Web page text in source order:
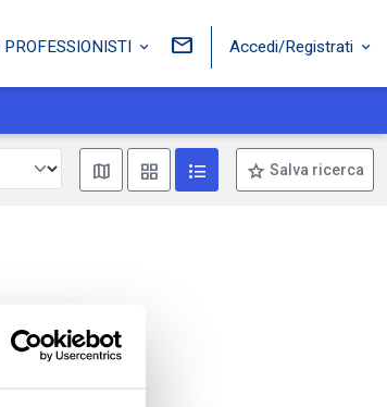
Accedi/Registrati
Mostra mappaMostra come box
Mostra come lista
Salva ricerca